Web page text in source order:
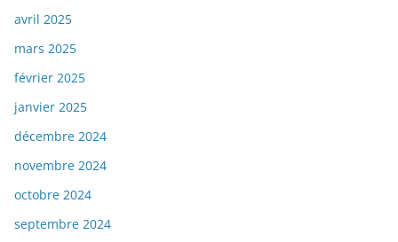
avril 2025
mars 2025
février 2025
janvier 2025
décembre 2024
novembre 2024
octobre 2024
septembre 2024